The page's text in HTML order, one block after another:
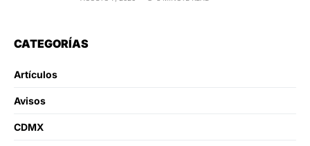
CATEGORÍAS
Artículos
Avisos
CDMX